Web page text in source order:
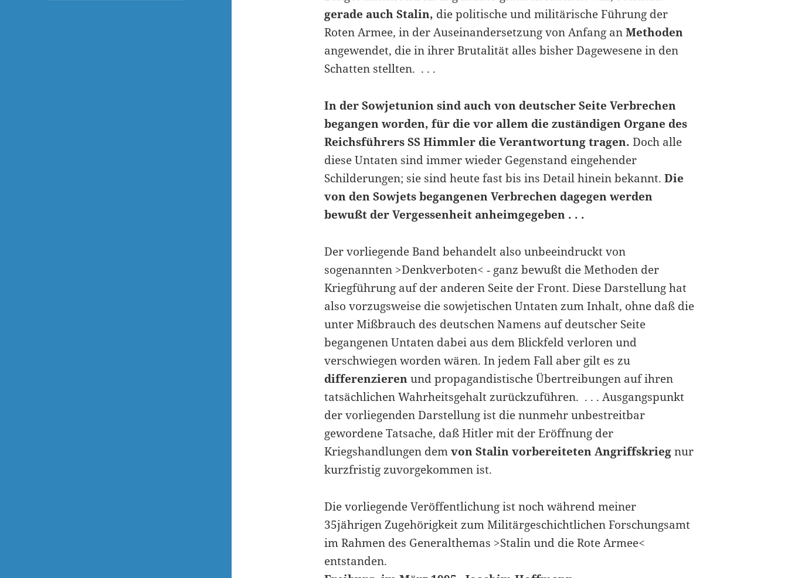
gerade auch Stalin, die politische und militärische Führung der
Roten Armee, in der Auseinandersetzung von Anfang anMethoden
angewendet, die in ihrer Brutalität alles bisher Dagewesene in den
Schatten stellten. . . .
In der Sowjetunion sind auch von deutscher Seite Verbrechen
begangen worden, für die vor allem die zuständigen Organe des
Reichsführers SS Himmler die Verantwortung tragen. Doch alle
diese Untaten sind immer wieder Gegenstand eingehender
Schilderungen; sie sind heute fast bis ins Detail hinein bekannt. Die
von den Sowjets begangenen Verbrechen dagegen werden
bewußt der Vergessenheit anheimgegeben . . .
Der vorliegende Band behandelt also unbeeindruckt von
sogenannten >Denkverboten< ‑ ganz bewußt die Methoden der
Kriegführung auf der anderen Seite der Front. Diese Darstellung hat
also vorzugsweise die sowjetischen Untaten zum Inhalt, ohne daß die
unter Mißbrauch des deutschen Namens auf deutscher Seite
begangenen Untaten dabei aus dem Blickfeld verloren und
verschwiegen worden wären. In jedem Fall aber gilt es zu
differenzierenund propagandistische Übertreibungen auf ihren
tatsächlichen Wahrheitsgehalt zurückzuführen. . . . Ausgangspunkt
der vorliegenden Darstellung ist die nunmehr unbestreitbar
gewordene Tatsache, daß Hitler mit der Eröffnung der
Kriegshandlungen demvon Stalin vorbereiteten Angriffskriegnur
kurzfristig zuvorgekommen ist.
Die vorliegende Veröffentlichung ist noch während meiner
35jährigen Zugehörigkeit zum Militärgeschichtlichen Forschungsamt
im Rahmen des Generalthemas >Stalin und die Rote Armee<
entstanden.